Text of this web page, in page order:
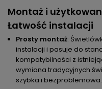
Montaż i
Łatwość instalacji
Prosty montaż:
instalacji i pasuje do
kompatybilności z
wymiana tradycyjnych
szybka i bezproblemowa.